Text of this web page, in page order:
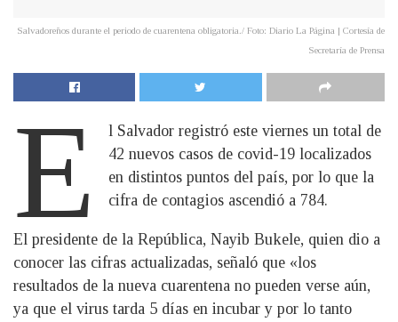
Salvadoreños durante el periodo de cuarentena obligatoria./ Foto: Diario La Página | Cortesía de
Secretaría de Prensa
E
l Salvador registró este viernes un total de
42 nuevos casos de covid-19 localizados
en distintos puntos del país, por lo que la
cifra de contagios ascendió a 784.
El presidente de la República, Nayib Bukele, quien dio a
conocer las cifras actualizadas, señaló que «los
resultados de la nueva cuarentena no pueden verse aún,
ya que el virus tarda 5 días en incubar y por lo tanto